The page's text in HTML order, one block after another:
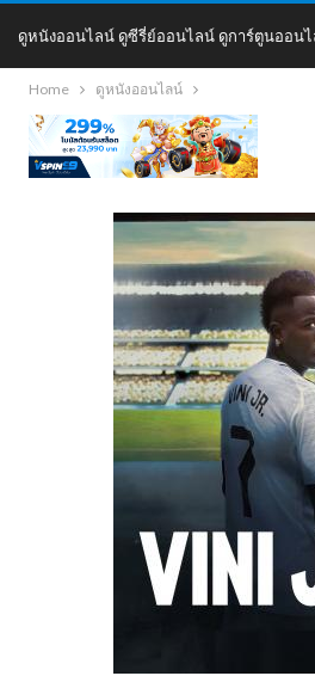
ดูหนังออนไลน์ ดูซีรี่ย์ออนไลน์ ดูการ์ตูนออนไ
DoDoNung
Home ดูหนังออนไลน์